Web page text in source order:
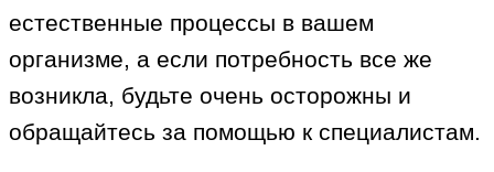
естественные процессы в вашем
организме, а если потребность все же
возникла, будьте очень осторожны и
обращайтесь за помощью к специалистам.